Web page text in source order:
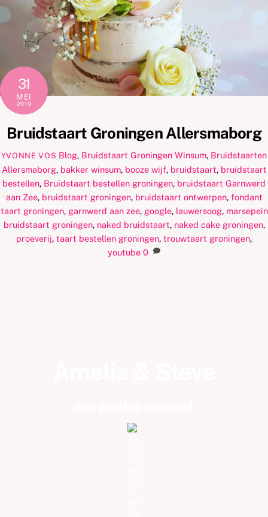
31
MEI
2019
Bruidstaart Groningen Allersmaborg
YVONNE VOS Blog, Bruidstaart Groningen Winsum, Bruidstaarten
Allersmaborg, bakker winsum, booze wijf, bruidstaart, bruidstaart
bestellen, Bruidstaart bestellen groningen, bruidstaart Garnwerd
aan Zee, bruidstaart groningen, bruidstaart ontwerpen, fondant
taart groningen, garnwerd aan zee, google, lauwersoog, marsepein
bruidstaart groningen, naked bruidstaart, naked cake groningen,
proeverij, taart bestellen groningen, trouwtaart groningen,
youtube 0